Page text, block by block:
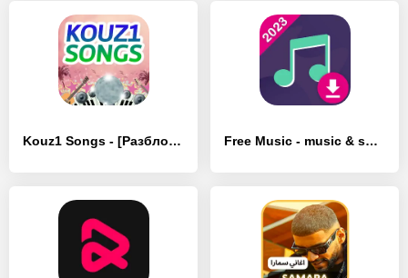
Kouz1 Songs - [Разблокированная версия] Free Music - music & songs,mp3 - [Премиум версия]